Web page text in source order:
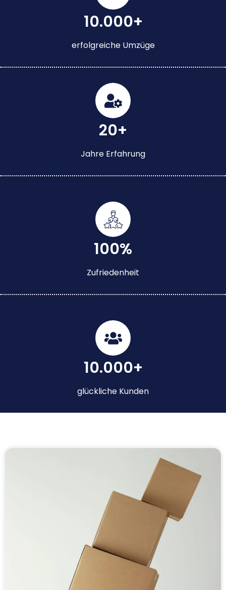
10.000+
erfolgreiche Umzüge
20+
Jahre Erfahrung
100%
Zufriedenheit
10.000+
glückliche Kunden